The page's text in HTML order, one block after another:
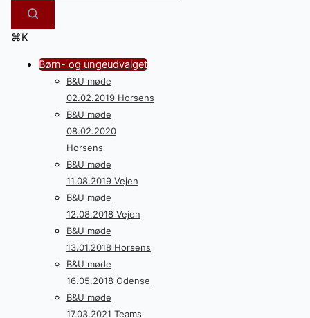
⌘K
Børn- og ungeudvalget
B&U møde
02.02.2019 Horsens
B&U møde
08.02.2020
Horsens
B&U møde
11.08.2019 Vejen
B&U møde
12.08.2018 Vejen
B&U møde
13.01.2018 Horsens
B&U møde
16.05.2018 Odense
B&U møde
17.03.2021 Teams